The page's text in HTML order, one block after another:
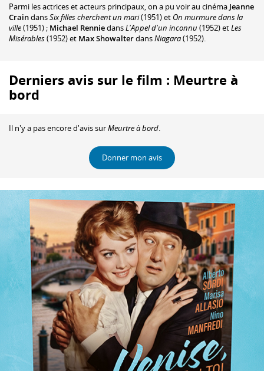
Parmi les actrices et acteurs principaux, on a pu voir au cinéma Jeanne
CraindansSix filles cherchent un mari(1951) et On murmure dans la
ville(1951) ; Michael RenniedansL'Appel d'un inconnu (1952) etLes
Misérables(1952) et Max ShowalterdansNiagara(1952).
Derniers avis sur le film : Meurtre à
bord
Il n'y a pas encore d'avis surMeurtre à bord.
Donner mon avis